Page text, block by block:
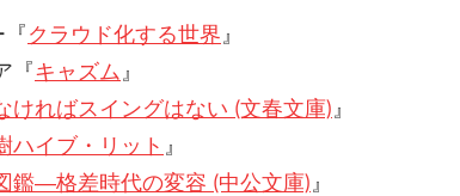
クラウド化する世界』
『キャズム』
ければスイングはない (文春文庫)』
ハイブ・リット 』
鑑―格差時代の変容 (中公文庫)』